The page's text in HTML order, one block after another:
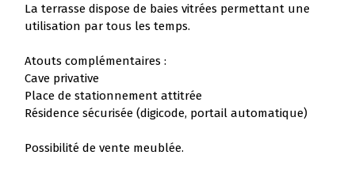
La terrasse dispose de baies vitrées permettant une
utilisation par tous les temps.
Atouts complémentaires :
Cave privative
Place de stationnement attitrée
Résidence sécurisée (digicode, portail automatique)
Possibilité de vente meublée.